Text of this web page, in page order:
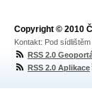
Copyright © 2010
Kontakt: Pod
RSS 2.0
RSS 2.0 Aplikace